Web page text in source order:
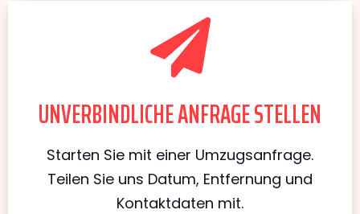
UNVERBINDLICHE ANFRAGE STELLEN
Starten Sie mit einer Umzugsanfrage.
Teilen Sie uns Datum, Entfernung und
Kontaktdaten mit.